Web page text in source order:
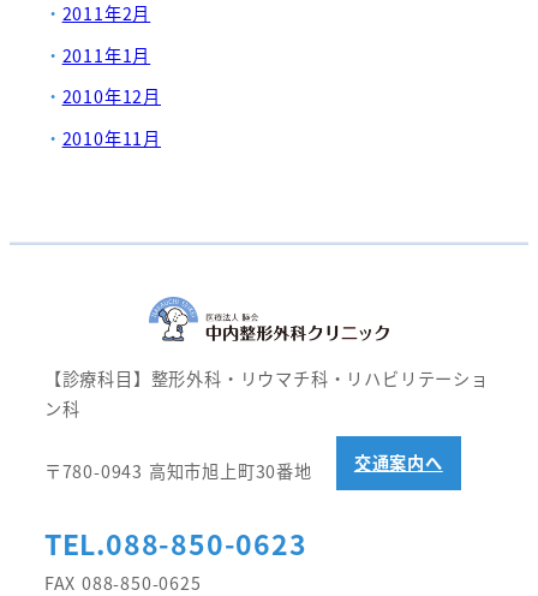
2011年2月
2011年1月
2010年12月
2010年11月
【診療科目】整形外科・リウマチ科・リハビリテーショ
ン科
〒780-0943 高知市旭上町30番地 交通案内へ
TEL.088-850-0623
FAX 088-850-0625